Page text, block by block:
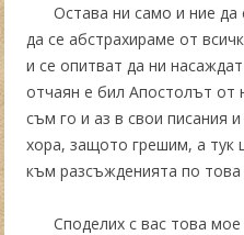
Остава ни само и ние да
да се абстрахираме от
и се опитват да ни насаждат
отчаян е бил Апостолът от
съм го и аз в свои писания
хора, защото грешим, а тук
към разсъжденията по това
Споделих с вас това